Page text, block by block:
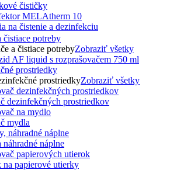
čističky
na čistenie a dezinfekciu
čistiace potreby
a čistiace potrebyZobraziť všetky
prostriedky
prostriedkyZobraziť všetky
dezinfekčných prostriedkov
mydla
náplne
na papierové utierky